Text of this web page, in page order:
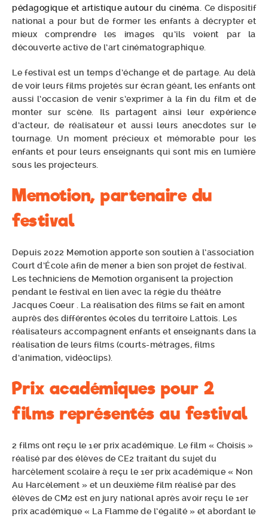
pédagogique et artistique autour du cinéma . Ce dispositif
national a pour but de former les enfants à décrypter et
mieux comprendre les images qu’ils voient par la
découverte active de l’art cinématographique.
Le festival est un temps d’échange et de partage. Au delà
de voir leurs films projetés sur écran géant, les enfants ont
aussi l’occasion de venir s’exprimer à la fin du film et de
monter sur scène. Ils partagent ainsi leur expérience
d’acteur, de réalisateur et aussi leurs anecdotes sur le
tournage. Un moment précieux et mémorable pour les
enfants et pour leurs enseignants qui sont mis en lumière
sous les projecteurs.
Memotion, partenaire du
festival
Depuis 2022 Memotion apporte son soutien à l’association
Court d’École afin de mener a bien son projet de festival.
Les techniciens de Memotion organisent la projection
pendant le festival en lien avec la régie du théâtre
Jacques Coeur . La réalisation des films se fait en amont
auprès des différentes écoles du territoire Lattois. Les
réalisateurs accompagnent enfants et enseignants dans la
réalisation de leurs films (courts-métrages, films
d’animation, vidéoclips).
Prix académiques pour 2
films représentés au festival
2 films ont reçu le 1er prix académique. Le film « Choisis »
réalisé par des élèves de CE2 traitant du sujet du
harcèlement scolaire à reçu le 1er prix académique « Non
Au Harcèlement » et un deuxième film réalisé par des
élèves de CM2 est en jury national après avoir reçu le 1er
prix académique « La Flamme de l’égalité » et abordant le